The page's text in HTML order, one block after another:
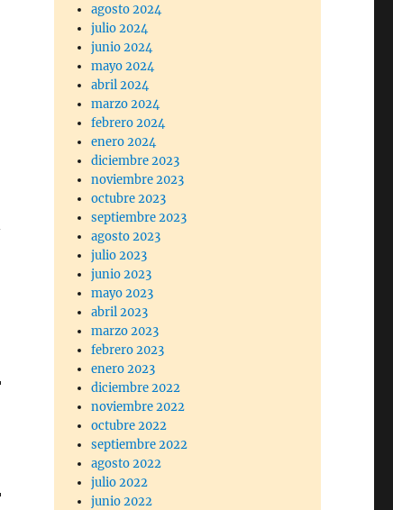
agosto 2024
julio 2024
junio 2024
mayo 2024
abril 2024
marzo 2024
febrero 2024
enero 2024
diciembre 2023
noviembre 2023
octubre 2023
septiembre 2023
agosto 2023
julio 2023
junio 2023
mayo 2023
abril 2023
marzo 2023
febrero 2023
enero 2023
diciembre 2022
noviembre 2022
octubre 2022
septiembre 2022
agosto 2022
julio 2022
junio 2022